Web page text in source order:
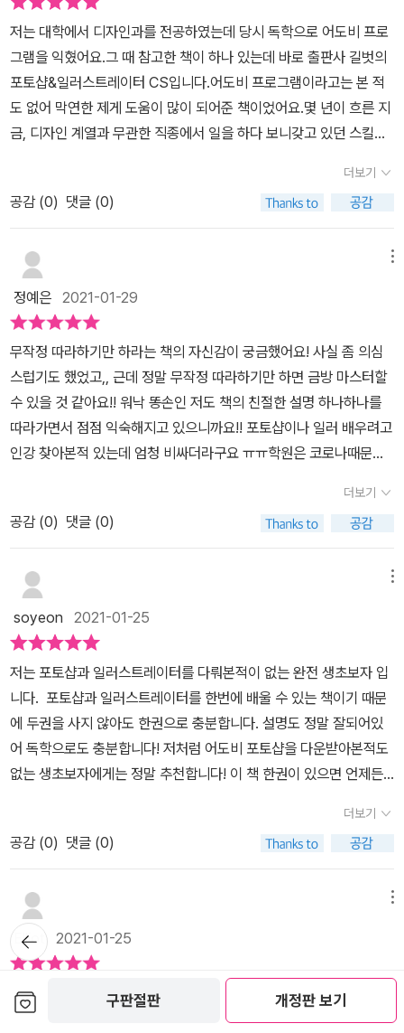
구판절판 개정판 보기
표현할 수 있게만들어주는 도구이니나는 한번쯤 사용해봤으면 한다.​
또, 7일간 어도비사 CC버전을무료로 사용할 수 있다고 하니책에 설
치방법을 보고한번 사용해보자.​그러고보니 무작정 따라하기 시리즈
도이 포토샵CC2021 무작정 따라하기가최신버전이니그동안 무작정
따라하기가성공가도를 달려 여기까지온것이 아닌가 싶다.​그만큼 인
지도 있고그만큼 잘만든 책이라는 뜻이다.​포토샵CC 2021 무작정 따
라하기 책은사실 이 책 한권만 마스터해도포토샵 초보딱지는벗을 수
있다고 나는 생각된다.​정말 조그마한거 하나라도알려주려고 하는 지
데이 툴사용법만 잘 익히면나중에 응용따위는 식은죽 먹기다.위사진
에서 보듯이책에 자세히 설명이 되어있어선생님없이 혼자서 공부할
수있을 것 같다.일러스트와 다르게 포토샵을사용하게 되면 이미지 해
상도에손상을 가는데그래서 나중에는 처음에 작업했을때보다이미지
가 많이 흐려져업로드하기도 민망할 정도다.​하지만 책에서는 이미지
에손상없이 그림크기를 조절할 수 있는방법을 알려준다.완전 꿀팁!​뿐
만 아니라 오토칼라로색상을 조절하는 법도 나오는데한장의 사진으
로다양한 느낌을 줄 수 있어만약 내가 찍은 사진이마음에 들지않는다
다.​이뿐 아니라 포토샵CC2021 무작정 따라하기는다양하고 재밌는
포토샵 기능들을소개하고있으니디자인에 관심이 있으신 분은꼭 읽어
보길 바란다.​-책을 제공받아 작성한 글입니다.​#포토샵 #포토샵책 #
포토샵CC #포토샵CC2021무작정따라하기#포토샵무작정따라하기
#민지영 #앤미디어 #길벗 #포토샵배우기#포토샵독학 #컬쳐블룸 #
컬쳐블룸리뷰단
저는 대학에서 디자인과를 전공하였는데 당시 독학으로 어도비 프로
그램을 익혔어요.그 때 참고한 책이 하나 있는데 바로 출판사 길벗의
포토샵&일러스트레이터 CS입니다.어도비 프로그램이라고는 본 적
도 없어 막연한 제게 도움이 많이 되어준 책이었어요.​몇 년이 흐른 지
금, 디자인 계열과 무관한 직종에서 일을 하다 보니갖고 있던 스킬도,
버리기 아쉬워 본 책을 다시 접하게 되었어요.본 책을 통해 오랜만에
어도비 프로그램을 다시 접하며대학 시절이 떠오르기도 했고 과제로
만들었던 동화책이 생각났어요.​새로운 기능도 추가되었던데 이 책을
참고해서 조금씩 작업을 시작해보려고요포토샵과 일러스트레이터를
처음 접하시는 분들,혹은 저처럼 기억이 흐릿해진 분들께 정말 추천
합니다 !책 하나로도 혼자서 충분히 가능해요 :)​
더보기
공감 (0) 댓글 (0)
정예은 2021-01-29
무작정 따라하기만 하라는 책의 자신감이 궁금했어요! 사실 좀 의심
스럽기도 했었고,, 근데 정말 무작정 따라하기만 하면 금방 마스터할
수 있을 것 같아요!! 워낙 똥손인 저도 책의 친절한 설명 하나하나를
따라가면서 점점 익숙해지고 있으니까요!! 포토샵이나 일러 배우려고
인강 찾아본적 있는데 엄청 비싸더라구요 ㅠㅠ학원은 코로나때문에
요없습니다...!ㅎㅎ망설이고 계시는 분 있다면 도전해보시는 것을 강
력하게 추천합니다:)!! (책도 진쫘 예뻐요,,,블링블링해요,,,꺄하) 길벗
분들 많이 파세요,, 이렇게 좋은 책 더 많이 내주세요,,,
더보기
공감 (0) 댓글 (0)
soyeon 2021-01-25
저는 포토샵과 일러스트레이터를 다뤄본적이 없는 완전 생초보자 입
니다. 포토샵과 일러스트레이터를 한번에 배울 수 있는 책이기 때문
에 두권을 사지 않아도 한권으로 충분합니다. 설명도 정말 잘되어있
어 독학으로도 충분합니다! 저처럼 어도비 포토샵을 다운받아본적도
없는 생초보자에게는 정말 추천합니다! 이 책 한권이 있으면 언제든
더보기
공감 (0) 댓글 (0)
Elliot2021-01-25
포토샵을 처음 접하는 초급자부터 모르는 기능 빼고 다 아는 중급자
까지 아우를 수 있는 책이다.무작정 따라하기 시리즈(이하 무따기)는
뒤로가
기